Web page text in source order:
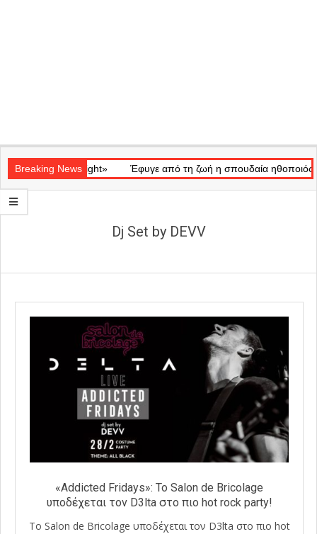
Navigation
Menu
Breaking News
«Ray of Light» Έφυγε από τη ζωή η σπουδαία ηθοποιός
Dj Set by DEVV
«Addicted Fridays»: Το Salon de Bricolage
υποδέχεται τον D3lta στο πιο hot rock party!
Το Salon de Bricolage υποδέχεται τον D3lta στο πιο hot